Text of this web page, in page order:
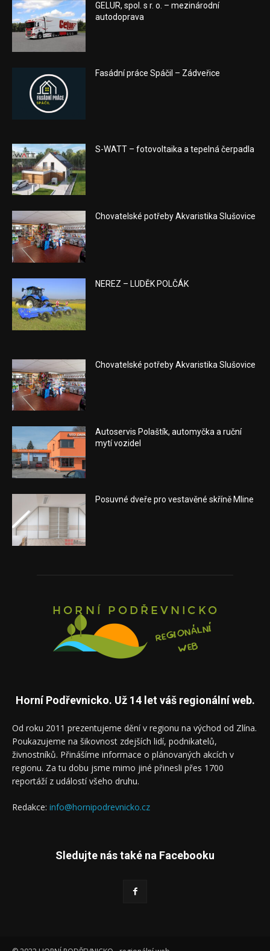
GELUR, spol. s r. o. – mezinárodní
autodoprava
Fasádní práce Spáčil – Zádveřice
S-WATT – fotovoltaika a tepelná čerpadla
Chovatelské potřeby Akvaristika Slušovice
NEREZ – LUDĚK POLČÁK
Chovatelské potřeby Akvaristika Slušovice
Autoservis Polaštík, automyčka a ruční
mytí vozidel
Posuvné dveře pro vestavěné skříně Mline
Horní Podřevnicko. Už 14 let váš regionální web.
Od roku 2011 prezentujeme dění v regionu na východ od Zlína.
Poukazujeme na šikovnost zdejších lidí, podnikatelů,
živnostníků. Přinášíme informace o plánovaných akcích v
regionu. Za tu dobu jsme mimo jiné přinesli přes 1700
reportáží z událostí všeho druhu.
Redakce: info@hornipodrevnicko.cz
Sledujte nás také na Facebooku